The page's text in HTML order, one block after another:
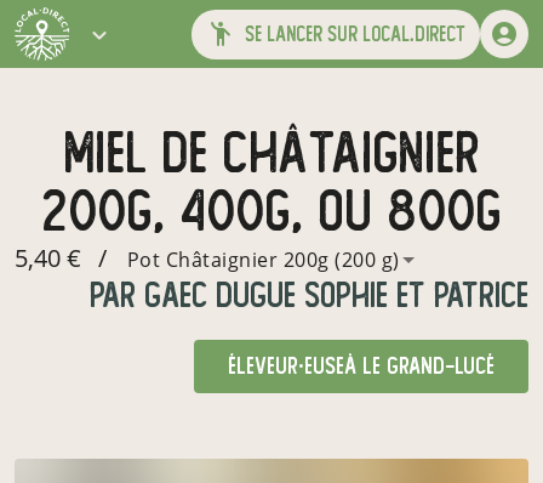
se lancer sur local.direct
miel de châtaignier
200g, 400g, ou 800g
5,40 € / Pot Châtaignier 200g (200 g)
par gaec dugue sophie et patrice
éleveur·euseà Le Grand-Lucé